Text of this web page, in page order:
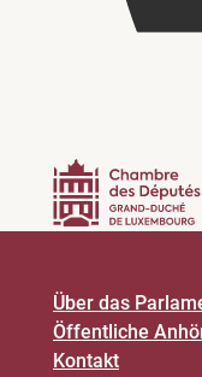
Über das
Öffentliche
Kontakt